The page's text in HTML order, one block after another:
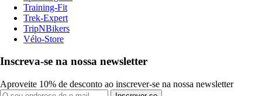
Training-Fit
Trek-Expert
TripNBikers
Vélo-Store
Inscreva-se na nossa newsletter
Aproveite 10% de desconto ao inscrever-se na nossa newsletter